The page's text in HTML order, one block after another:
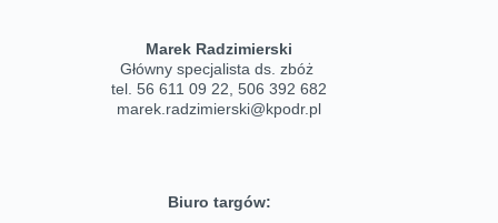
Marek Radzimierski
Główny specjalista ds. zbóż
tel. 56 611 09 22, 506 392 682
marek.radzimierski@kpodr.pl
Biuro targów: